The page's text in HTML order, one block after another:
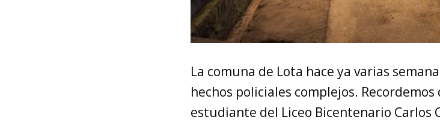
La comuna de Lota hace ya varias
hechos policiales complejos.
estudiante del Liceo Bicentenario Carlos